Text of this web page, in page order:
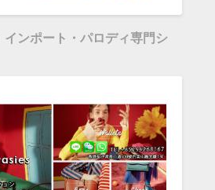
ンポート・パロディ専門シ